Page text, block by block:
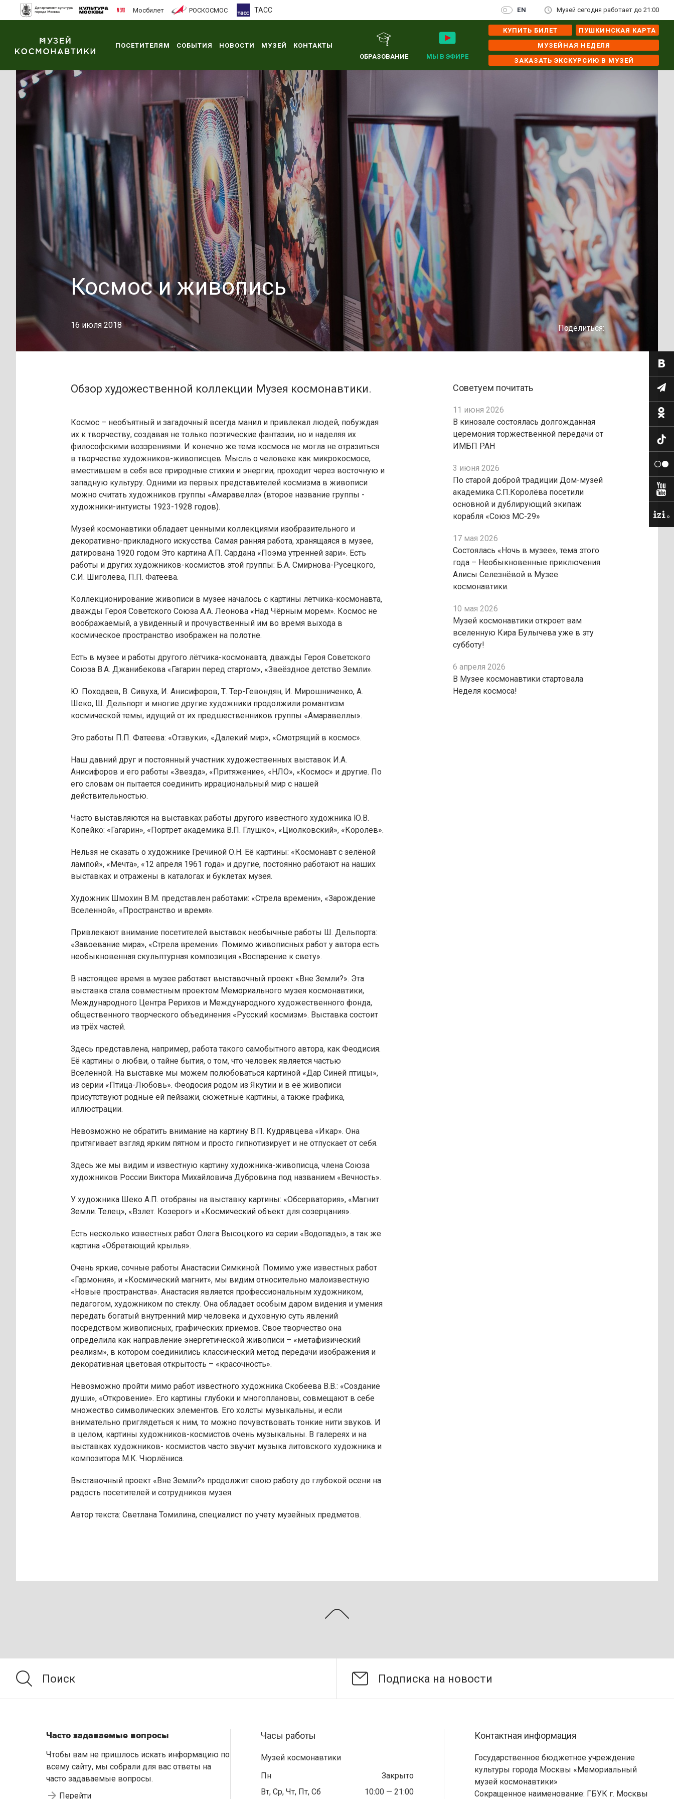
Мосбилет РОСКОСМОС ТАСС EN Музей сегодня работает до 21:00
ПОСЕТИТЕЛЯМ СОБЫТИЯ НОВОСТИ МУЗЕЙ
КОНТАКТЫ
ОБРАЗОВАНИЕ
МЫ В ЭФИРЕ
КУПИТЬ БИЛЕТ
ПУШКИНСКАЯ КАРТА
МУЗЕЙНАЯ НЕДЕЛЯ
ЗАКАЗАТЬ ЭКСКУРСИЮ В МУЗЕЙ
Космос и живопись
16 июля 2018 Поделиться:
Обзор художественной коллекции Музея космонавтики.
Космос – необъятный и загадочный всегда манил и привлекал людей, побуждая
их к творчеству, создавая не только поэтические фантазии, но и наделяя их
философскими воззрениями. И конечно же тема космоса не могла не отразиться
в творчестве художников-живописцев. Мысль о человеке как микрокосмосе,
вместившем в себя все природные стихии и энергии, проходит через восточную и
западную культуру. Одними из первых представителей космизма в живописи
можно считать художников группы «Амаравелла» (второе название группы -
художники-интуисты 1923-1928 годов).
Музей космонавтики обладает ценными коллекциями изобразительного и
декоративно-прикладного искусства. Самая ранняя работа, хранящаяся в музее,
датирована 1920 годом Это картина А.П. Сардана «Поэма утренней зари». Есть
работы и других художников-космистов этой группы: Б.А. Смирнова-Русецкого,
С.И. Шиголева, П.П. Фатеева.
Коллекционирование живописи в музее началось с картины лётчика-космонавта,
дважды Героя Советского Союза А.А. Леонова «Над Чёрным морем». Космос не
воображаемый, а увиденный и прочувственный им во время выхода в
космическое пространство изображен на полотне.
Есть в музее и работы другого лётчика-космонавта, дважды Героя Советского
Союза В.А. Джанибекова «Гагарин перед стартом», «Звеёздное детство Земли».
Ю. Походаев, В. Сивуха, И. Анисифоров, Т. Тер-Гевондян, И. Мирошниченко, А.
Шеко, Ш. Дельпорт и многие другие художники продолжили романтизм
космической темы, идущий от их предшественников группы «Амаравеллы».
Это работы П.П. Фатеева: «Отзвуки», «Далекий мир», «Смотрящий в космос».
Наш давний друг и постоянный участник художественных выставок И.А.
Анисифоров и его работы «Звезда», «Притяжение», «НЛО», «Космос» и другие. По
его словам он пытается соединить иррациональный мир с нашей
действительностью.
Часто выставляются на выставках работы другого известного художника Ю.В.
Копейко: «Гагарин», «Портрет академика В.П. Глушко», «Циолковский», «Королёв».
Нельзя не сказать о художнике Гречиной О.Н. Её картины: «Космонавт с зелёной
лампой», «Мечта», «12 апреля 1961 года» и другие, постоянно работают на наших
выставках и отражены в каталогах и буклетах музея.
Художник Шмохин В.М. представлен работами: «Стрела времени», «Зарождение
Вселенной», «Пространство и время».
Привлекают внимание посетителей выставок необычные работы Ш. Дельпорта:
«Завоевание мира», «Стрела времени». Помимо живописных работ у автора есть
необыкновенная скульптурная композиция «Воспарение к свету».
В настоящее время в музее работает выставочный проект «Вне Земли?». Эта
выставка стала совместным проектом Мемориального музея космонавтики,
Международного Центра Рерихов и Международного художественного фонда,
общественного творческого объединения «Русский космизм». Выставка состоит
из трёх частей.
Здесь представлена, например, работа такого самобытного автора, как Феодисия.
Её картины о любви, о тайне бытия, о том, что человек является частью
Вселенной. На выставке мы можем полюбоваться картиной «Дар Синей птицы»,
из серии «Птица-Любовь». Феодосия родом из Якутии и в её живописи
присутствуют родные ей пейзажи, сюжетные картины, а также графика,
иллюстрации.
Невозможно не обратить внимание на картину В.П. Кудрявцева «Икар». Она
притягивает взгляд ярким пятном и просто гипнотизирует и не отпускает от себя.
Здесь же мы видим и известную картину художника-живописца, члена Союза
художников России Виктора Михайловича Дубровина под названием «Вечность».
У художника Шеко А.П. отобраны на выставку картины: «Обсерватория», «Магнит
Земли. Телец», «Взлет. Козерог» и «Космический объект для созерцания».
Есть несколько известных работ Олега Высоцкого из серии «Водопады», а так же
картина «Обретающий крылья».
Очень яркие, сочные работы Анастасии Симкиной. Помимо уже известных работ
«Гармония», и «Космический магнит», мы видим относительно малоизвестную
«Новые пространства». Анастасия является профессиональным художником,
педагогом, художником по стеклу. Она обладает особым даром видения и умения
передать богатый внутренний мир человека и духовную суть явлений
посредством живописных, графических приемов. Свое творчество она
определила как направление энергетической живописи – «метафизический
реализм», в котором соединились классический метод передачи изображения и
декоративная цветовая открытость – «красочность».
Невозможно пройти мимо работ известного художника Скобеева В.В.: «Создание
души», «Откровение». Его картины глубоки и многоплановы, совмещают в себе
множество символических элементов. Его холсты музыкальны, и если
внимательно приглядеться к ним, то можно почувствовать тонкие нити звуков. И
в целом, картины художников-космистов очень музыкальны. В галереях и на
выставках художников- космистов часто звучит музыка литовского художника и
композитора М.К. Чюрлёниса.
Выставочный проект «Вне Земли?» продолжит свою работу до глубокой осени на
радость посетителей и сотрудников музея.
Автор текста: Светлана Томилина, специалист по учету музейных предметов.
Советуем почитать
11 июня 2026
В кинозале состоялась долгожданная
церемония торжественной передачи от
ИМБП РАН
3 июня 2026
По старой доброй традиции Дом-музей
академика С.П.Королёва посетили
основной и дублирующий экипаж
корабля «Союз МС-29»
17 мая 2026
Состоялась «Ночь в музее», тема этого
года – Необыкновенные приключения
Алисы Селезнёвой в Музее
космонавтики.
10 мая 2026
Музей космонавтики откроет вам
вселенную Кира Булычева уже в эту
субботу!
6 апреля 2026
В Музее космонавтики стартовала
Неделя космоса!
Часто задаваемые вопросы
Чтобы вам не пришлось искать информацию по
всему сайту, мы собрали для вас ответы на
часто задаваемые вопросы.
Перейти
Часы работы
Музей космонавтики
Пн
Закрыто
Вт, Ср, Чт, Пт, Сб
10:00 — 21:00
Контактная информация
Государственное бюджетное учреждение
культуры города Москвы «Мемориальный
музей космонавтики»
Сокращенное наименование: ГБУК г. Москвы